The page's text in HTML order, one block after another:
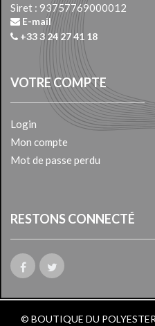
Siret : 93757769000012
E-mail
+33 3 24 27 41 18
VOTRE COMPTE
Login
Mon compte
Mot de passe perdu
RESTONS CONNECTÉ
© BOUTIQUE DU